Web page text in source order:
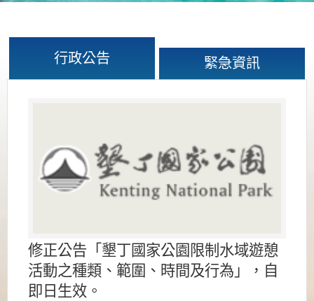
行政公告 緊急資訊
修正公告「墾丁國家公園限制水域遊憩
活動之種類、範圍、時間及行為」，自
即日生效。